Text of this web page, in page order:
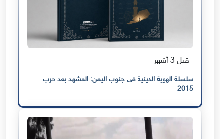
قبل 3 أشهر
سلسلة الهوية الدينية في جنوب اليمن: المشهد بعد حرب
2015